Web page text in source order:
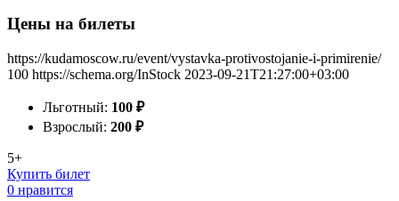
Цены на билеты
https://kudamoscow.ru/event/vystavka-protivostojanie-i-primirenie/
100 https://schema.org/InStock 2023-09-21T21:27:00+03:00
Льготный: 100 ₽
Взрослый: 200 ₽
5+
Купить билет
0 нравится